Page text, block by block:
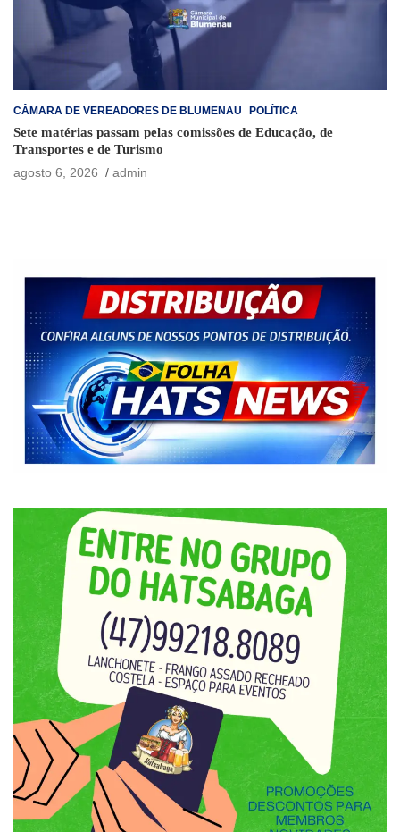
CÂMARA DE VEREADORES DE BLUMENAU POLÍTICA
Sete matérias passam pelas comissões de Educação, de
Transportes e de Turismo
agosto 6, 2026
admin